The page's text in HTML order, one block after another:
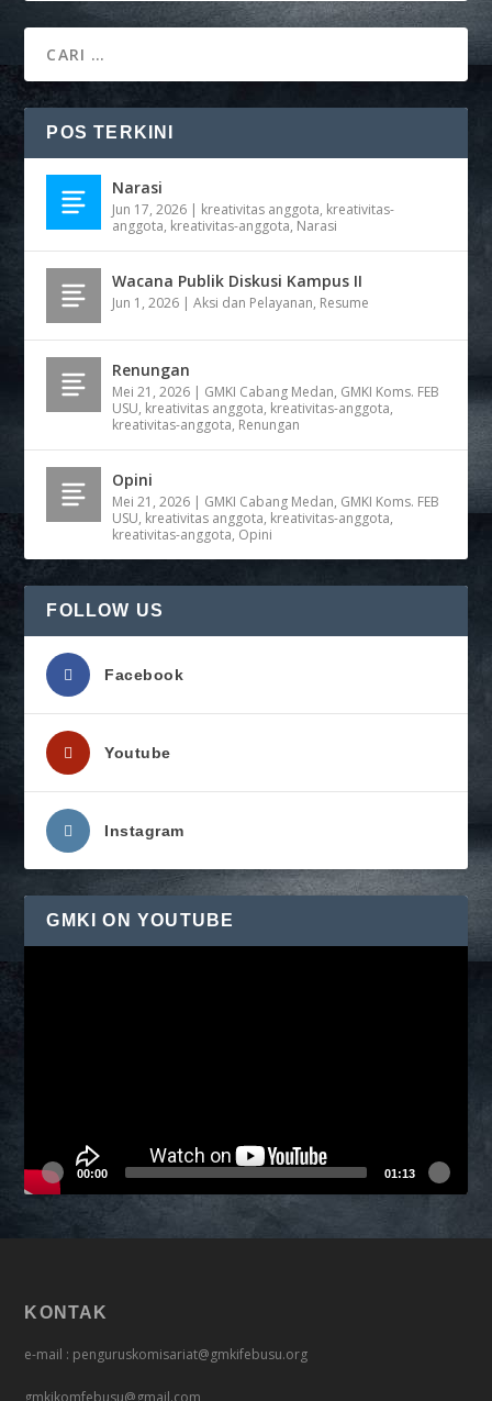
POS TERKINI
Narasi
Jun 17, 2026 | kreativitas anggota, kreativitas-
anggota, kreativitas-anggota, Narasi
Wacana Publik Diskusi Kampus II
Jun 1, 2026 |Aksi dan Pelayanan, Resume
Renungan
Mei 21, 2026 | GMKI Cabang Medan, GMKI Koms. FEB
USU, kreativitas anggota, kreativitas-anggota,
kreativitas-anggota, Renungan
Opini
Mei 21, 2026 | GMKI Cabang Medan, GMKI Koms. FEB
USU, kreativitas anggota, kreativitas-anggota,
kreativitas-anggota, Opini
FOLLOW US
Facebook
Youtube
Instagram
GMKI ON YOUTUBE
00:00 01:13
KONTAK
e-mail : penguruskomisariat@gmkifebusu.org